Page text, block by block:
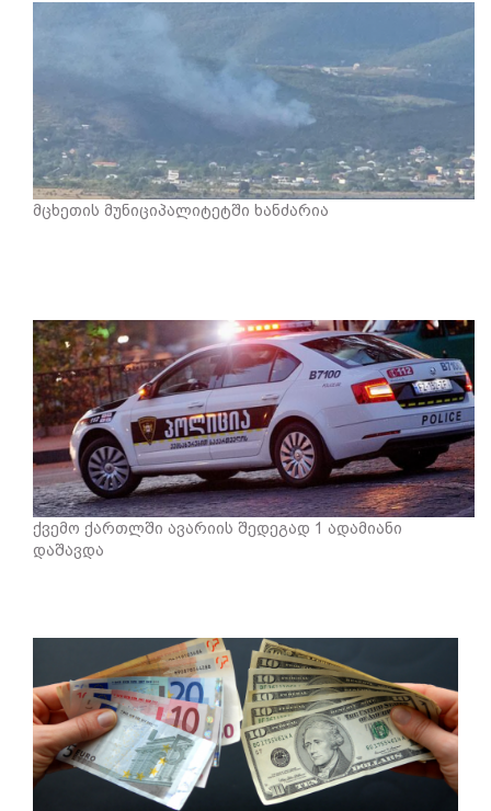
მცხეთის მუნიციპალიტეტში ხანძარია
ქვემო ქართლში ავარიის შედეგად 1 ადამიანი
დაშავდა